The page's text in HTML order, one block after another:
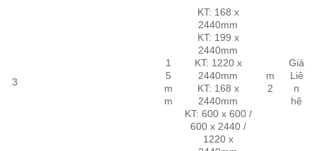
3
1
5
m
m
KT: 168 x
2440mm
KT: 199 x
2440mm
KT: 1220 x
2440mm
KT: 168 x
2440mm
KT: 600 x 600 /
600 x 2440 /
1220 x
m
2
Giá
Liê
n
hệ